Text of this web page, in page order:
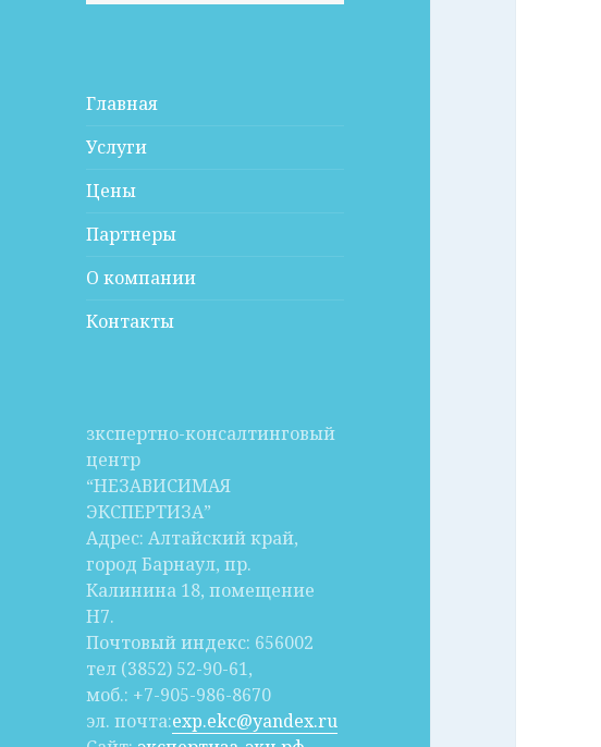
Главная
Услуги
Цены
Партнеры
О компании
Контакты
зкспертно-консалтинговый
центр
“НЕЗАВИСИМАЯ
ЭКСПЕРТИЗА”
Адрес: Алтайский край,
город Барнаул, пр.
Калинина 18, помещение
Н7.
Почтовый индекс: 656002
тел (3852) 52-90-61,
моб.: +7-905-986-8670
эл. почта:exp.ekc@yandex.ru